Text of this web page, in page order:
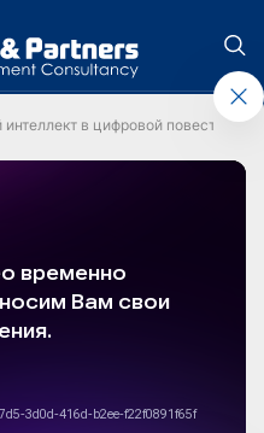
интеллект в цифровой повестке